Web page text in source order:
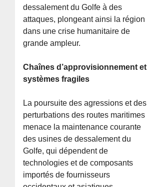
dessalement du Golfe à des
attaques, plongeant ainsi la région
dans une crise humanitaire de
grande ampleur.
Chaînes d’approvisionnement et
systèmes fragiles
La poursuite des agressions et des
perturbations des routes maritimes
menace la maintenance courante
des usines de dessalement du
Golfe, qui dépendent de
technologies et de composants
importés de fournisseurs